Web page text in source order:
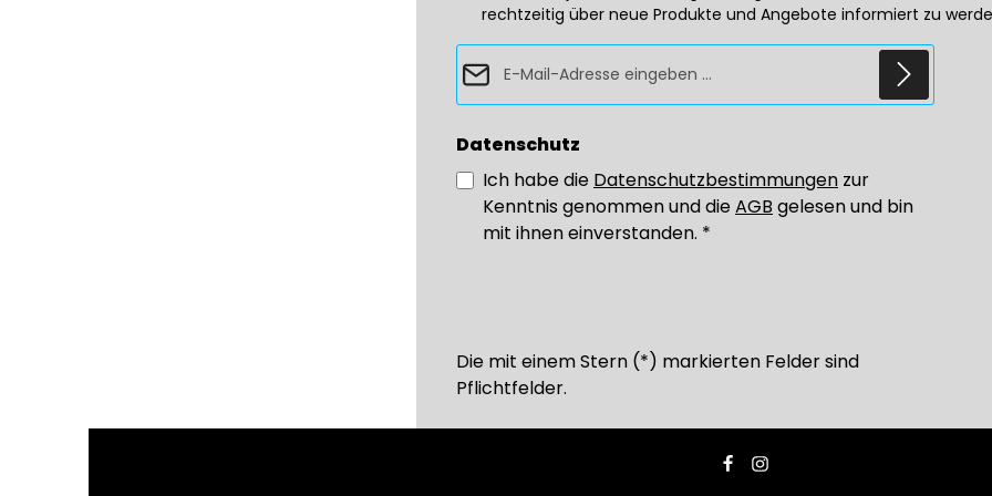
rechtzeitig über neue Produkte und Angebote informiert zu
Datenschutz
Ich habe die Datenschutzbestimmungen zur
Kenntnis genommen und dieAGB gelesen und bin
mit ihnen einverstanden. *
Die mit einem Stern (*) markierten Felder sind
Pflichtfelder.